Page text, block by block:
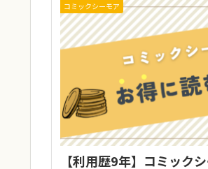
コミックシーモア
【利用歴9年】コミック